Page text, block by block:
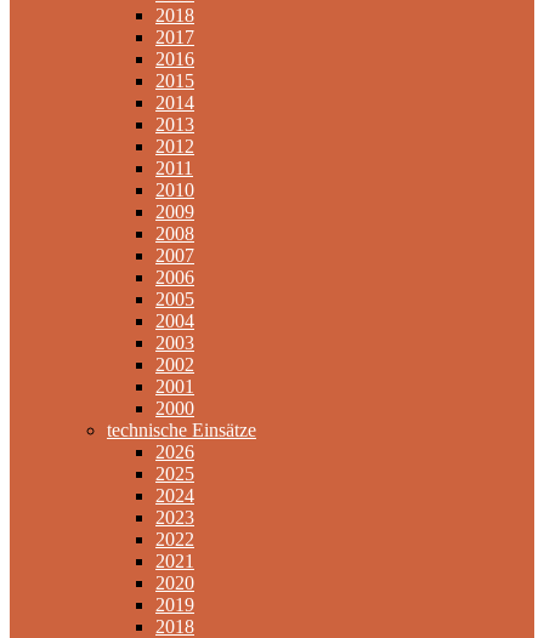
2018
2017
2016
2015
2014
2013
2012
2011
2010
2009
2008
2007
2006
2005
2004
2003
2002
2001
2000
technische Einsätze
2026
2025
2024
2023
2022
2021
2020
2019
2018